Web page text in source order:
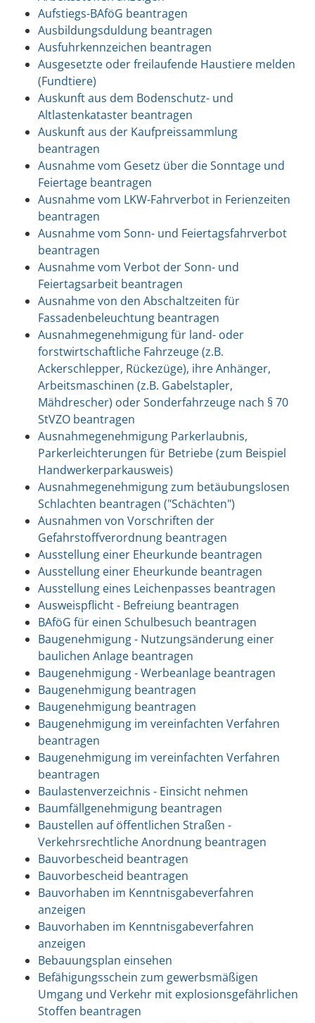
Aufstiegs-BAföG beantragen
Ausbildungsduldung beantragen
Ausfuhrkennzeichen beantragen
Ausgesetzte oder freilaufende Haustiere melden
(Fundtiere)
Auskunft aus dem Bodenschutz- und
Altlastenkataster beantragen
Auskunft aus der Kaufpreissammlung
beantragen
Ausnahme vom Gesetz über die Sonntage und
Feiertage beantragen
Ausnahme vom LKW-Fahrverbot in Ferienzeiten
beantragen
Ausnahme vom Sonn- und Feiertagsfahrverbot
beantragen
Ausnahme vom Verbot der Sonn- und
Feiertagsarbeit beantragen
Ausnahme von den Abschaltzeiten für
Fassadenbeleuchtung beantragen
Ausnahmegenehmigung für land- oder
forstwirtschaftliche Fahrzeuge (z.B.
Ackerschlepper, Rückezüge), ihre Anhänger,
Arbeitsmaschinen (z.B. Gabelstapler,
Mähdrescher) oder Sonderfahrzeuge nach § 70
StVZO beantragen
Ausnahmegenehmigung Parkerlaubnis,
Parkerleichterungen für Betriebe (zum Beispiel
Handwerkerparkausweis)
Ausnahmegenehmigung zum betäubungslosen
Schlachten beantragen ("Schächten")
Ausnahmen von Vorschriften der
Gefahrstoffverordnung beantragen
Ausstellung einer Eheurkunde beantragen
Ausstellung einer Eheurkunde beantragen
Ausstellung eines Leichenpasses beantragen
Ausweispflicht - Befreiung beantragen
BAföG für einen Schulbesuch beantragen
Baugenehmigung - Nutzungsänderung einer
baulichen Anlage beantragen
Baugenehmigung - Werbeanlage beantragen
Baugenehmigung beantragen
Baugenehmigung beantragen
Baugenehmigung im vereinfachten Verfahren
beantragen
Baugenehmigung im vereinfachten Verfahren
beantragen
Baulastenverzeichnis - Einsicht nehmen
Baumfällgenehmigung beantragen
Baustellen auf öffentlichen Straßen -
Verkehrsrechtliche Anordnung beantragen
Bauvorbescheid beantragen
Bauvorbescheid beantragen
Bauvorhaben im Kenntnisgabeverfahren
anzeigen
Bauvorhaben im Kenntnisgabeverfahren
anzeigen
Bebauungsplan einsehen
Befähigungsschein zum gewerbsmäßigen
Umgang und Verkehr mit explosionsgefährlichen
Stoffen beantragen